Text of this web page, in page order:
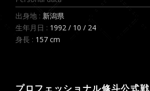
出身地 : 新潟県
生年月日 : 1992 / 10 / 24
身長 : 157 cm
プロフェッショナル修斗公式戦